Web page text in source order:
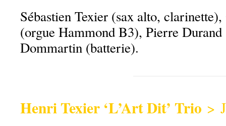
Sébastien Texier (sax alto,
(orgue Hammond B3), Pierre
Dommartin (batterie).
Henri Texier ‘L’Art Dit’ Trio >